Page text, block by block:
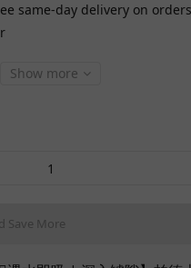
same-day delivery on
Show more
Save More